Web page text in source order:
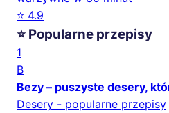
⭐ 4.9
⭐ Popularne przepisy
1
B
Bezy – puszyste desery,
Desery - popularne przepisy